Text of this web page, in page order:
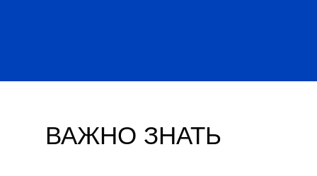
ВАЖНО ЗНАТЬ